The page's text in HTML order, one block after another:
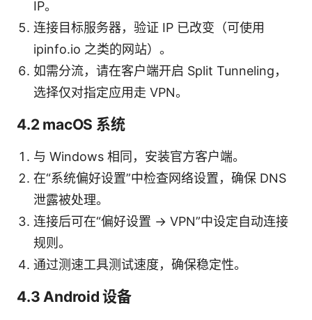
IP。
连接目标服务器，验证 IP 已改变（可使用
ipinfo.io 之类的网站）。
如需分流，请在客户端开启 Split Tunneling，
选择仅对指定应用走 VPN。
4.2 macOS 系统
与 Windows 相同，安装官方客户端。
在“系统偏好设置”中检查网络设置，确保 DNS
泄露被处理。
连接后可在“偏好设置 → VPN”中设定自动连接
规则。
通过测速工具测试速度，确保稳定性。
4.3 Android 设备